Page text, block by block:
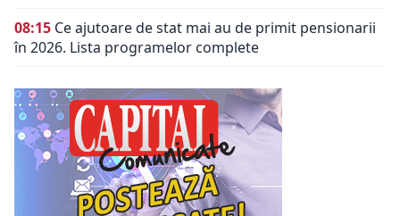
08:15 Ce ajutoare de stat mai au de primit pensionarii
în 2026. Lista programelor complete